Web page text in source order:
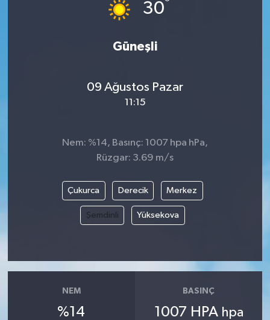
30°
Güneşli
09 Ağustos Pazar
11:15
Nem: %14, Basınç: 1007 hpa hPa,
Rüzgar: 3.69 m/s
Çukurca Derecik Merkez
Şemdinli Yüksekova
NEM
%14
BASINÇ
1007 HPA hpa